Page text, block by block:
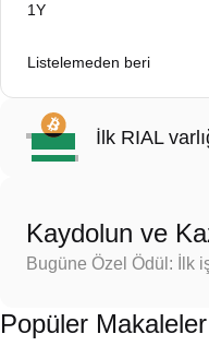
1Y
Listelemeden beri
İlk RIAL
Kaydolun ve
Bugüne Özel Ödül: İlk
Popüler Makaleler